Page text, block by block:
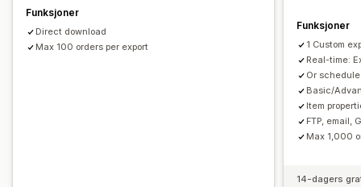
Funksjoner
Direct download
Max 100 orders per export
Funksjoner
1 Custom
Real-time:
Or
Basic/
Item
FTP, email,
Max 1,000
14-dagers